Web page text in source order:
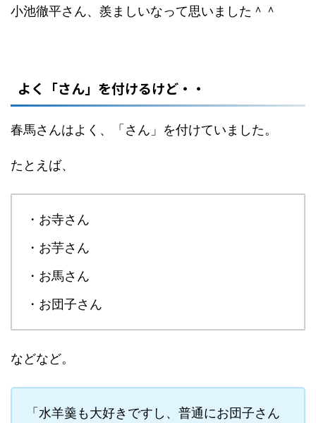
小池徹平さん、羨ましいなって思いました＾＾
よく「さん」を付けるけど・・
春馬さんはよく、「さん」を付けていました。
たとえば、
・お寺さん
・お芋さん
・お馬さん
・お団子さん
などなど。
「水羊羹も大好きですし、普通にお団子さん